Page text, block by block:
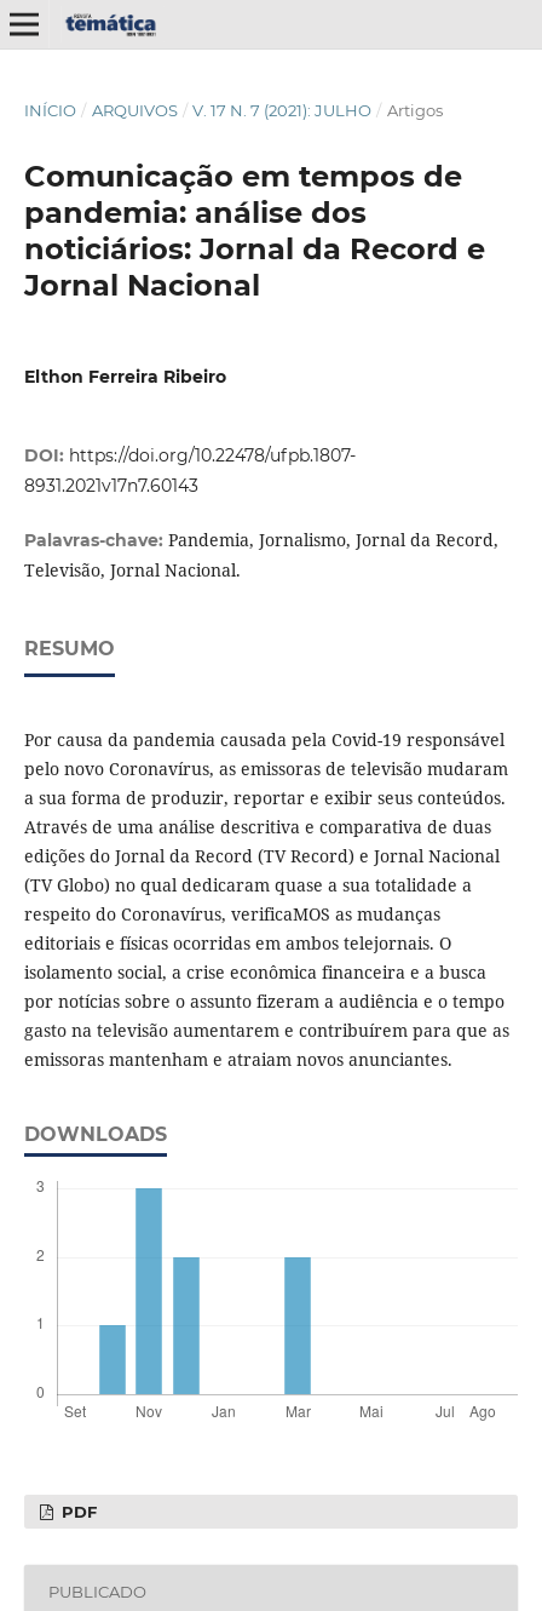
INÍCIO / ARQUIVOS / V. 17 N. 7 (2021): JULHO / Artigos
Comunicação em tempos de
pandemia: análise dos
noticiários: Jornal da Record e
Jornal Nacional
Elthon Ferreira Ribeiro
DOI: https://doi.org/10.22478/ufpb.1807-
8931.2021v17n7.60143
Palavras-chave: Pandemia, Jornalismo, Jornal da Record,
Televisão, Jornal Nacional.
RESUMO
Por causa da pandemia causada pela Covid-19 responsável
pelo novo Coronavírus, as emissoras de televisão mudaram
a sua forma de produzir, reportar e exibir seus conteúdos.
Através de uma análise descritiva e comparativa de duas
edições do Jornal da Record (TV Record) e Jornal Nacional
(TV Globo) no qual dedicaram quase a sua totalidade a
respeito do Coronavírus, verificaMOS as mudanças
editoriais e físicas ocorridas em ambos telejornais. O
isolamento social, a crise econômica financeira e a busca
por notícias sobre o assunto fizeram a audiência e o tempo
gasto na televisão aumentarem e contribuírem para que as
emissoras mantenham e atraiam novos anunciantes.
DOWNLOADS
PDF
PUBLICADO